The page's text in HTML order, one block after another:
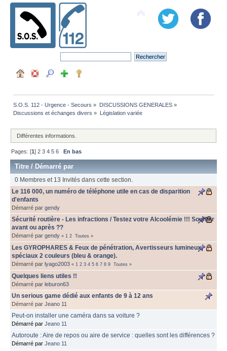
S.O.S. 112 - Urgence - Secours » DISCUSSIONS GENERALES»
Discussions et échanges divers » Législation variée
Différentes informations.
Pages: [1]2 3 4 5 6 En bas
Titre / Démarré par
0 Membres et 13 Invités dans cette section.
Le 116 000, un numéro de téléphone utile en cas de disparition
d'enfants
Démarré par gendy
Sécurité routière - Les infractions / Testez votre Alcoolémie !!! Souffler
avant ou après ??
Démarré par gendy « 1 2 Toutes »
Les GYROPHARES & Feux de pénétration, Avertisseurs lumineux
spéciaux 2 couleurs (bleu & orange).
Démarré par lyago2003 « 1 2 3 4 5 6 7 8 9 Toutes »
Quelques liens utiles !!
Démarré par leburon63
Un serious game dédié aux enfants de 9 à 12 ans
Démarré par Jeano 11
Peut-on installer une caméra dans sa voiture ?
Démarré par Jeano 11
Autoroute : Aire de repos ou aire de service : quelles sont les différences ?
Démarré par Jeano 11